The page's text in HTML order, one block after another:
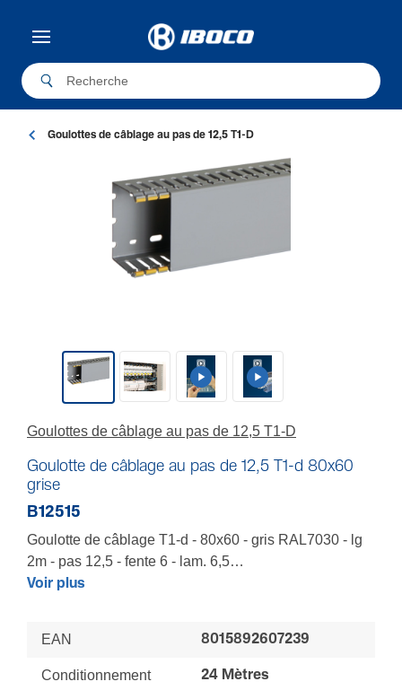
Goulottes de câblage au pas de 12,5 T1-D
Goulottes de câblage au pas de 12,5 T1-D
Goulotte de câblage au pas de 12,5 T1-d 80x60
grise
B12515
Goulotte de câblage T1-d - 80x60 - gris RAL7030 - lg
2m - pas 12,5 - fente 6 - lam. 6,5
Pour organiser armoires et coffrets d'automatismes,
sur lamelles pour protection du câbleur - Hauteur de
semelle garantissant une protection électrique - Socle
Voir plus
EAN 8015892607239
Conditionnement 24 Mètres